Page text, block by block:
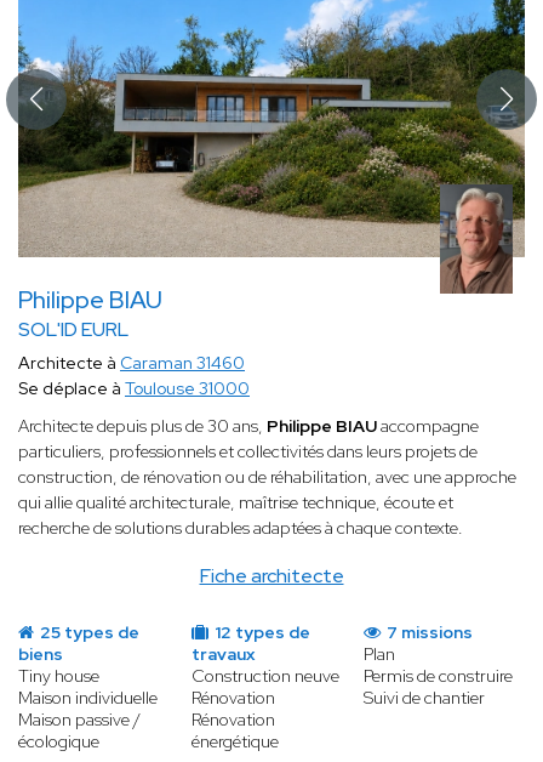
Philippe BIAU
SOL'ID EURL
Fiche architecte
Architecte à Caraman 31460
Se déplace à Toulouse 31000
Architecte depuis plus de 30 ans, Philippe BIAUaccompagne
particuliers, professionnels et collectivités dans leurs projets de
construction, de rénovation ou de réhabilitation, avec une approche
qui allie qualité architecturale, maîtrise technique, écoute et
recherche de solutions durables adaptées à chaque contexte.
25 types de
biens
Tiny house
Maison individuelle
Maison passive /
écologique
12 types de
travaux
Construction neuve
Rénovation
Rénovation
énergétique
7 missions
Plan
Permis de construire
Suivi de chantier